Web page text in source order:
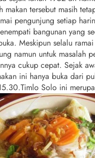
makan tersebut masih
pengunjung setiap
bangunan yang
Meskipun selalu
namun untuk masalah
cukup cepat. Sejak
ini hanya buka dari
Timlo Solo ini